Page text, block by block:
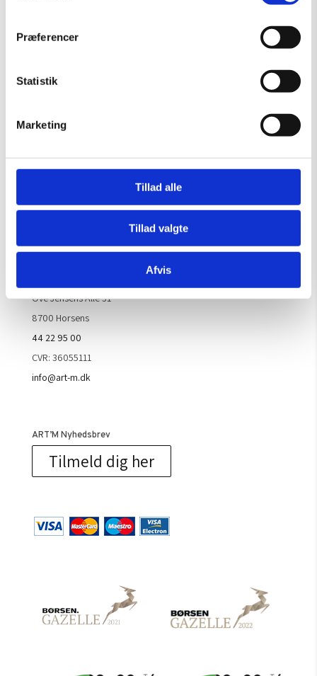
Præferencer
Statistik
Marketing
Tillad alle
Tillad valgte
Afvis
Gælder til og med 15/8
Mandag – Torsdag:
Lørdag, søndag & helligdage:
Handelsbetingelser
Ove Jensens Allé 31
8700 Horsens
44 22 95 00
CVR: 36055111
info@art-m.dk
ART’M Nyhedsbrev
Tilmeld dig her